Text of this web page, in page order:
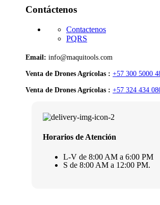
Contáctenos
Contactenos
PQRS
Email: info@maquitools.com
Venta de Drones Agrícolas : +57 300 5000
Venta de Drones Agrícolas : +57 324 434
Horarios de Atención
L-V de 8:00 AM a 6:00 PM
S de 8:00 AM a 12:00 PM.